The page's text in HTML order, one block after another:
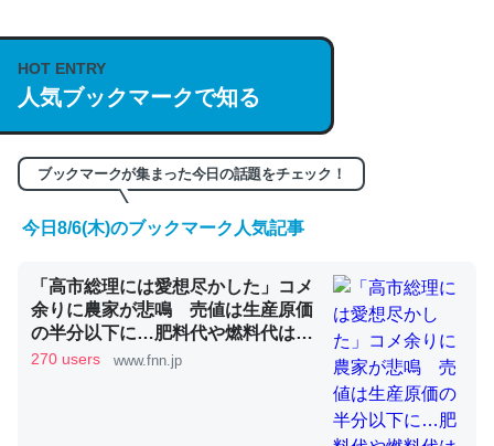
https://isobe324649.hatenablog.com/entry/2023/03/27
/064121
─GPTの仕組みと限界についての考察（１） - conceptualization
これは良記事。32768トークンだと英語小説100ページ分
ど、短期記憶というには多い分量。進化すればするほど分
かりやすく強くなりそう
─GPTの仕組みと限界についての考察（１） - conceptualization
HOT ENTRY
人気ブックマークで知る
ブックマークが集まった今日の話題をチェック！
今日8/6(木)のブックマーク人気記事
「高市総理には愛想尽かした」コメ
余りに農家が悲鳴 売値は生産原価
の半分以下に…肥料代や燃料代は高
騰「今年でやめる」農家も｜FNNプ
270 users www.fnn.jp